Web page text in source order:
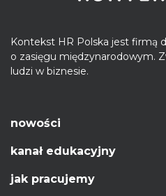
Kontekst HR Polska jest firmą
o zasięgu międzynarodowym.
ludzi w biznesie.
nowości
kanał edukacyjny
jak pracujemy